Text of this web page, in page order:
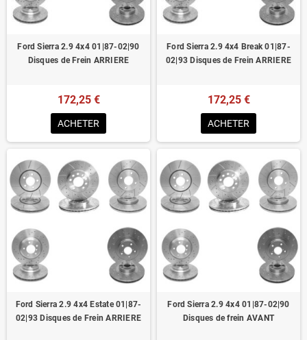
Ford Sierra 2.9 4x4 01|87-02|90
Disques de Frein ARRIERE
172,25 €
ACHETER
Ford Sierra 2.9 4x4 Break 01|87-
02|93 Disques de Frein ARRIERE
172,25 €
ACHETER
Ford Sierra 2.9 4x4 Estate 01|87-
02|93 Disques de Frein ARRIERE
Ford Sierra 2.9 4x4 01|87-02|90
Disques de frein AVANT